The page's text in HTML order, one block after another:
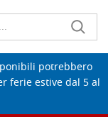
potrebbero
ferie estive dal 5 al